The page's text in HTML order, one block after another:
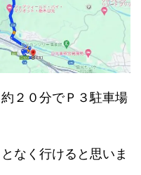
２０分でＰ３駐車場
なく行けると思いま